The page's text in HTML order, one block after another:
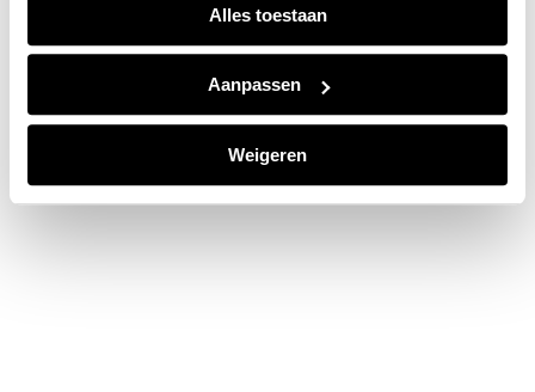
Alles toestaan
Aanpassen
Weigeren